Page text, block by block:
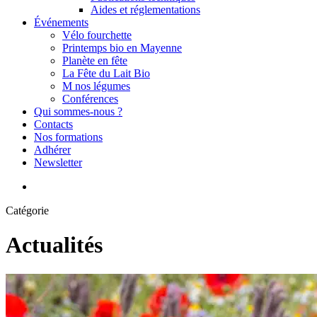
Aides et réglementations
Événements
Vélo fourchette
Printemps bio en Mayenne
Planète en fête
La Fête du Lait Bio
M nos légumes
Conférences
Qui sommes-nous ?
Contacts
Nos formations
Adhérer
Newsletter
Catégorie
Actualités
FEVE
et